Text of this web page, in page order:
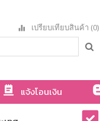
เปรียบเทียบสินค้า (0)
แจ้งโอนเงิน